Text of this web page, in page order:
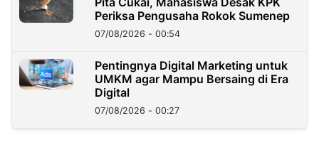
Periksa Pengusaha Rokok Sumenep
07/08/2026 - 00:54
Pentingnya Digital Marketing untuk
UMKM agar Mampu Bersaing di Era
Digital
07/08/2026 - 00:27